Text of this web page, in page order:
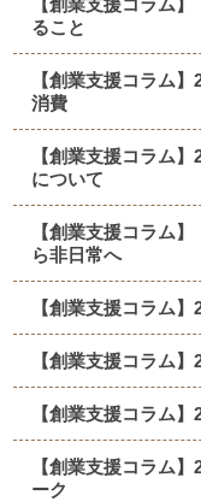
ること
【創業支援コラ
消費
【創業支援コラム
について
【創業支援コラム
ら非日常へ
【創業支援コラム
【創業支援コラム
【創業支援コラム
【創業支援コラム
ーク